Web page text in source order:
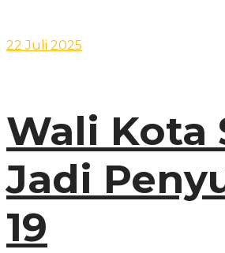
22 Juli 2025
Wali Kota
Jadi
19